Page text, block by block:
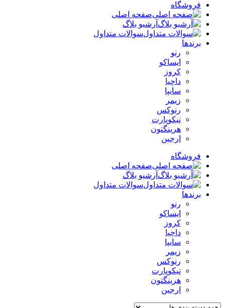
فروشگاه
صفحه اصلی
آرشیو بلاگ
سوالات متداول
برندها
رنو
ایساکو
کروز
داچیا
سایپا
زیمر
رنوکس
نیکوپارت
هرینگتون
ارجین
فروشگاه
صفحه اصلی
آرشیو بلاگ
سوالات متداول
برندها
رنو
ایساکو
کروز
داچیا
سایپا
زیمر
رنوکس
نیکوپارت
هرینگتون
ارجین